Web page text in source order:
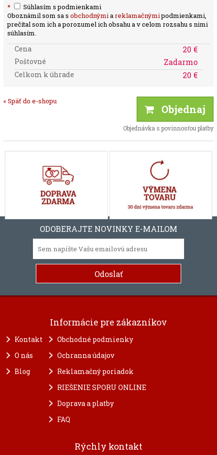
*
Súhlasím s podmienkami
Oboznámil som sa sobchodnými areklamačnýmipodmienkami,
prečítal som ich a porozumel ich obsahu a v celom rozsahu s nimi
súhlasím.
Cena 20 €
Poštovné Zadarmo
Celkom k úhrade 20 €
« Späť do e-shopu
Objednaj
Objednávka s povinnosťou platby
ODOBERAJTE NOVINKY E-MAILOM
Informácie pre zákazníkov
Kontakt
O nás
Blog
Obchodné podmienky
Ochranna údajov
Reklamačný poriadok
RIEŠENIE SPORU ONLINE
Doprava a platby
FAQ
Rýchly kontakt